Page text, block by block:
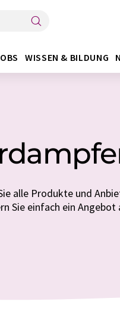
WISSEN & BILDUNG
alle Produkte und
Sie einfach ein Angebot